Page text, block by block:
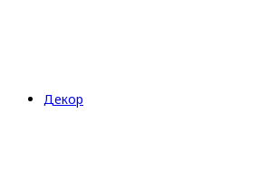
Декор